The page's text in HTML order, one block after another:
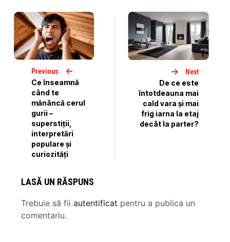
Previous
Ce înseamnă
când te
mănâncă cerul
gurii –
superstiții,
interpretări
populare și
curiozități
Next
De ce este
întotdeauna mai
cald vara și mai
frig iarna la etaj
decât la parter?
LASĂ UN RĂSPUNS
Trebuie să fiiautentificat pentru a publica un
comentariu.